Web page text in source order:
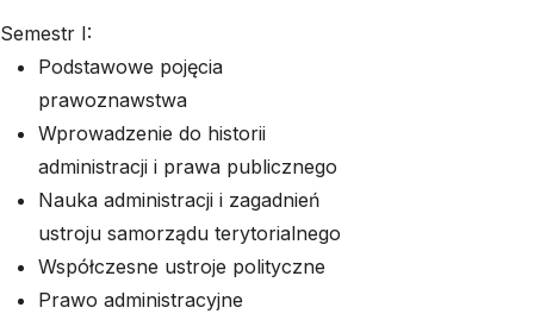
Semestr I:
Podstawowe pojęcia
prawoznawstwa
Wprowadzenie do historii
administracji i prawa publicznego
Nauka administracji i zagadnień
ustroju samorządu terytorialnego
Współczesne ustroje polityczne
Prawo administracyjne